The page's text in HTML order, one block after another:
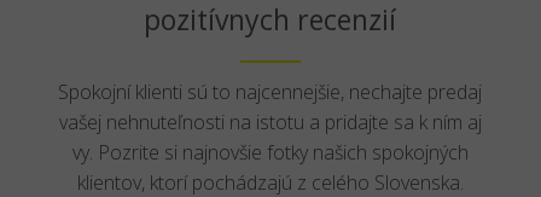
pozitívnych recenzií
Spokojní klienti sú to najcennejšie, nechajte predaj
vašej nehnuteľnosti na istotu a pridajte sa k ním aj
vy. Pozrite si najnovšie fotky našich spokojných
klientov, ktorí pochádzajú z celého Slovenska.